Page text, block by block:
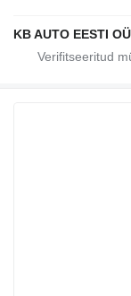
KB AUTO EESTI OÜ